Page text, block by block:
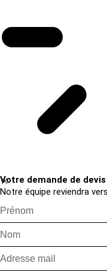
Votre demande de devis
Notre équipe reviendra